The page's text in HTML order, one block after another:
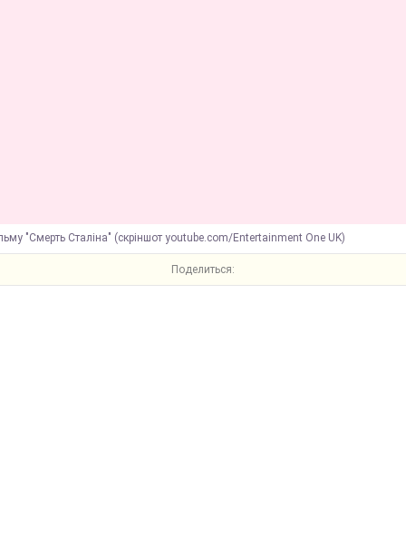
"Смерть Сталіна" (скріншот youtube.com/Entertainment One UK)
Поделиться: